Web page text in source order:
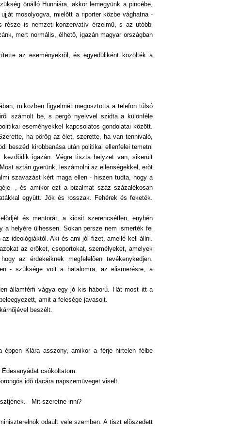
önálló Hunniára, akkor lemegyünk a pincébe,
mosolyogva, mielõtt a riporter közbe vághatna -
része is nemzeti-konzervatív érzelmû, s az utóbbi
mert normális, élhetõ, igazán magyar országban
az eseményekrõl, és egyedüliként közölték a
miközben figyelmét megosztotta a telefon túlsó
számolt be, s pergõ nyelvvel szidta a különféle
eseményekkel kapcsolatos gondolatai között.
ha pörög az élet, szerette, ha van tennivaló,
beszéd kirobbanása után politikai ellenfelei temetni
igazán. Végre tiszta helyzet van, sikerült
aztán gyerünk, leszámolni az ellenségekkel, erõt
szavazást kért maga ellen - hiszen tudta, hogy a
-, és amikor ezt a bizalmat száz százalékosan
együtt. Jók és rosszak. Fehérek és feketék.
és mentorát, a kicsit szerencsétlen, enyhén
helyére ülhessen. Sokan persze nem ismerték fel
ideológiáktól. Aki és ami jól fizet, amellé kell állni.
az erõket, csoportokat, személyeket, amelyek
az érdekeiknek megfelelõen tevékenykedjen.
- szüksége volt a hatalomra, az elismerésre, a
államférfi vágya egy jó kis háború. Hát most itt a
amit a felesége javasolt.
beszélt.
Klára asszony, amikor a férje hirtelen félbe
csókoltatom.
idõ dacára napszemüveget viselt.
- Mit szeretne inni?
odaült vele szemben. A tiszt elõszedett